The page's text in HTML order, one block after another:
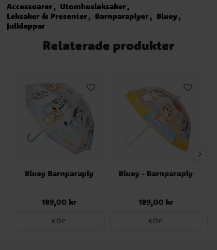
Accessoarer
Utomhusleksaker
Leksaker & Presenter
Barnparaplyer
Bluey
Julklappar
Relaterade produkter
Bluey Barnparaply
Pris:189,00 kr
189,00 kr
KÖP
Bluey - Barnparaply
Pris:189,00 kr
189,00 kr
KÖP